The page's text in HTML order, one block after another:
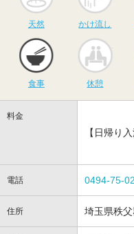
天然 かけ流し
食事 休憩
料金
【日帰り
電話 0494-75-
住所 埼玉県秩